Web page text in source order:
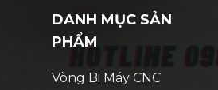
DANH MỤC SẢN
PHẨM
Vòng Bi Máy CNC